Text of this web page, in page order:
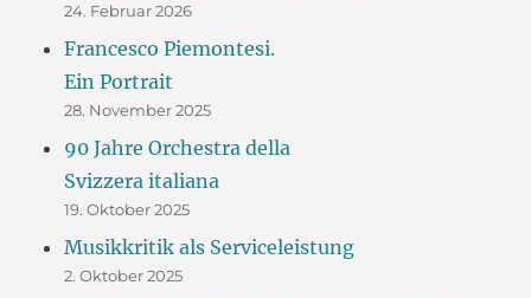
24. Februar 2026
Francesco Piemontesi.
Ein Portrait
28. November 2025
90 Jahre Orchestra della
Svizzera italiana
19. Oktober 2025
Musikkritik als Serviceleistung
2. Oktober 2025